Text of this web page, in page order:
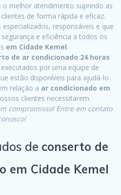
o melhor atendimento suprindo as
de forma rápida e eficaz.
responsáveis e que
e eficiência a todos os
em Cidade Kemel.
de ar condicionado 24 horas
por uma equipe de
estão disponíveis para ajudá-lo
relação a ar condicionado em
clientes necessitarem.
compromisso! Entre em contato
de conserto de
em Cidade Kemel